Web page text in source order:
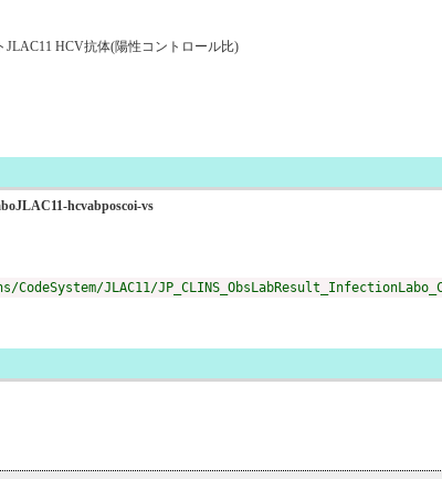
HCV抗体(陽性コントロール比)
hcvabposcoi-vs
JLAC11/